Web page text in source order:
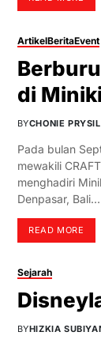
ArtikelBeritaEvent
di
BYCHONIE
Pada bulan
mewakili
menghadiri
Denpasar,
READ MORE
Sejarah
BYHIZKIA